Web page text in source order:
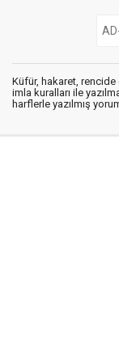
Küfür, hakaret, rencide
imla kuralları ile
harflerle yazılmış